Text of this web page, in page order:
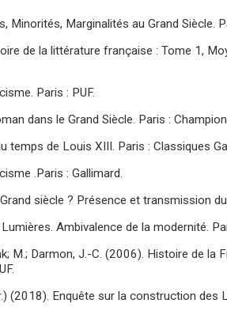
Minorités, Marginalités au Grand Siècle.
de la littérature française : Tome 1,
Paris : PUF.
dans le Grand Siècle. Paris :
temps de Louis XIII. Paris : Classiques
.Paris : Gallimard.
siècle ? Présence et transmission
Ambivalence de la modernité.
M.; Darmon, J.-C. (2006). Histoire de la
(2018). Enquête sur la construction des